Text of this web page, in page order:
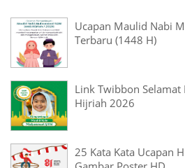
Ucapan Maulid Nabi
Terbaru (1448 H)
Link Twibbon
Hijriah 2026
25 Kata Kata Ucapan